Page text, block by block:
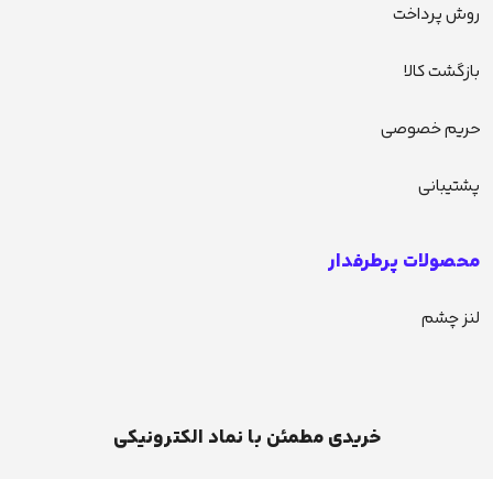
روش پرداخت
بازگشت کالا
حریم خصوصی
پشتیبانی
محصولات پرطرفدار
لنز چشم
خریدی مطمئن با نماد الکترونیکی